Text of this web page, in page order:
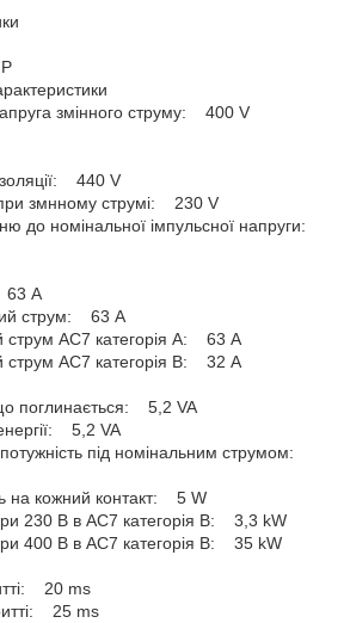
змінного струму: 400 V
440 V
змнному струмі: 230 V
до номінальної імпульсної напруги:
63 A
струм: 63 A
струм АС7 категорія А: 63 A
струм АС7 категорія В: 32 A
поглинається: 5,2 VA
5,2 VA
під номінальним струмом:
на кожний контакт: 5 W
230 В в AC7 категорія В: 3,3 kW
400 В в AC7 категорія В: 35 kW
20 ms
25 ms